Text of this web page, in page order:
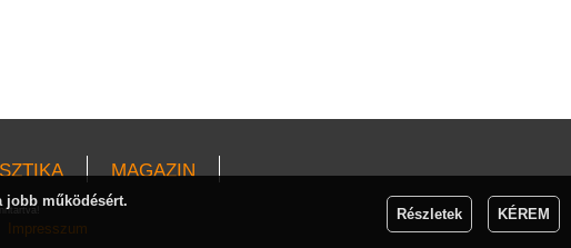
MAGAZIN
Impresszum
jobb működésért.
Részletek KÉREM